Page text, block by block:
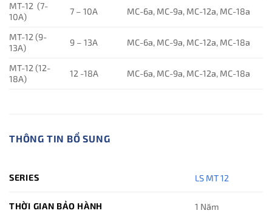
MT-12 (7-
10A)
7 – 10A MC-6a, MC-9a, MC-12a, MC-18a
MT-12 (9-
13A)
9 – 13A MC-6a, MC-9a, MC-12a, MC-18a
MT-12 (12-
18A)
12 -18A MC-6a, MC-9a, MC-12a, MC-18a
THÔNG TIN BỔ SUNG
SERIES LS MT 12
THỜI GIAN BẢO HÀNH 1 Năm